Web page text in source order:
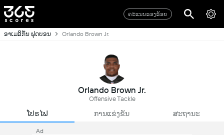
ຄະແນນຂອງຂ້ອຍ
ອາເມລິກັນ ຟຸດບອນ Orlando Brown Jr.
Orlando Brown Jr.
Offensive Tackle
ໂປຣໄຟ ການແຂ່ງຂັນ ສະຖານະ
Ad